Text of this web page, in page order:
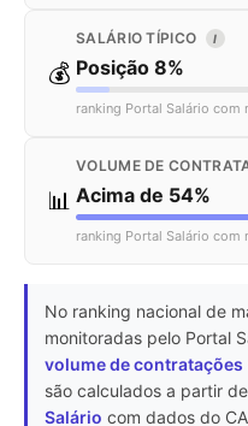
💰
SALÁRIO TÍPICO I
Posição 8%
ranking Portal Salário
📊
VOLUME DE
Acima de 54%
ranking Portal Salário
No ranking nacional de
monitoradas pelo Portal
volume de contratações
são calculados a partir
Salário com dados do